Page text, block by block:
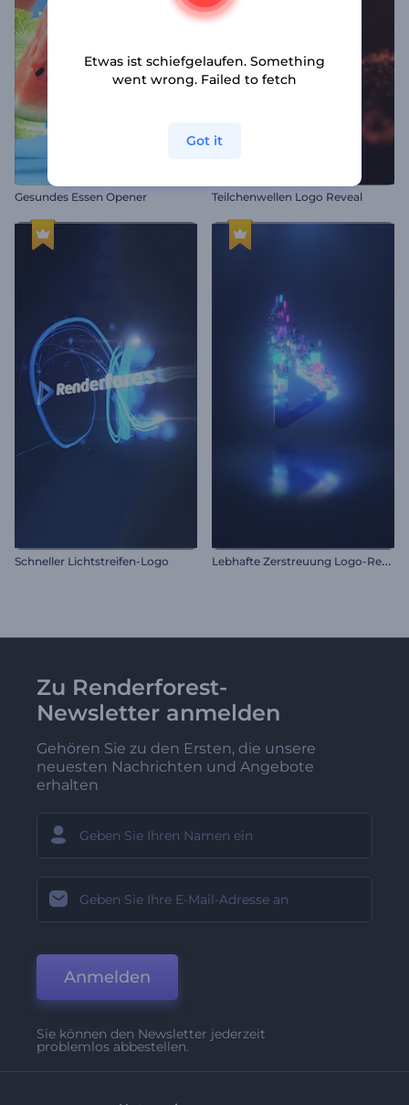
Gesundes Essen Opener Teilchenwellen Logo Reveal
Schneller Lichtstreifen-Logo L
ebhafte Zerstreuung Logo-Reveal
Zu Renderforest-
Newsletter anmelden
Gehören Sie zu den Ersten, die unsere
neuesten Nachrichten und Angebote
erhalten
Anmelden
Sie können den Newsletter jederzeit
problemlos abbestellen.
Etwas ist schiefgelaufen. Something
went wrong. Failed to fetch
Got it